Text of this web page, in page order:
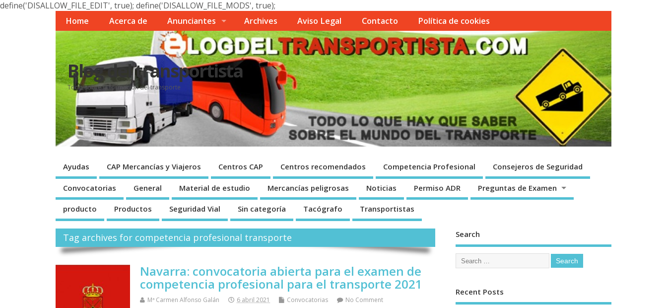
define('DISALLOW_FILE_EDIT', true); define('DISALLOW_FILE_MODS', true);
Home
Acerca de Anunciantes Archives Aviso Legal Contacto Polí­tica de cookies
Blog del transportista
Todo sobre la formación del transporte
Ayudas CAP Mercancí­as y Viajeros Centros CAP Centros recomendados Competencia Profesional Consejeros de Seguridad
Convocatorias General Material de estudio Mercancí­as peligrosas Noticias Permiso ADR Preguntas de Examen
producto Productos Seguridad Vial Sin categorí­a Tacógrafo Transportistas
Tag archives for competencia profesional transporte
Navarra: convocatoria abierta para el examen de
competencia profesional para el transporte 2021
Mª Carmen Alfonso Galán 6 abril 2021 Convocatorias No Comment
Search
Recent Posts